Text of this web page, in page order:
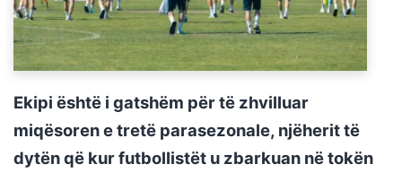
Ekipi është i gatshëm për të zhvilluar
miqësoren e tretë parasezonale, njëherit të
dytën që kur futbollistët u zbarkuan në tokën